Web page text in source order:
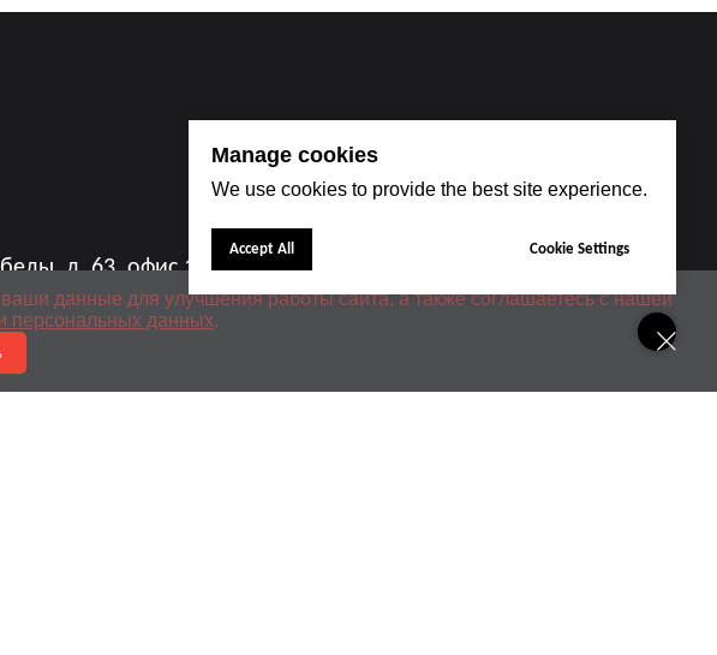
данные для улучшения работы сайта, а также соглашаетесь с нашей
персональных данных.
д. 63, офис 1
97-30-16
Manage cookies
We use cookies to provide the best site experience.
Accept All Cookie Settings